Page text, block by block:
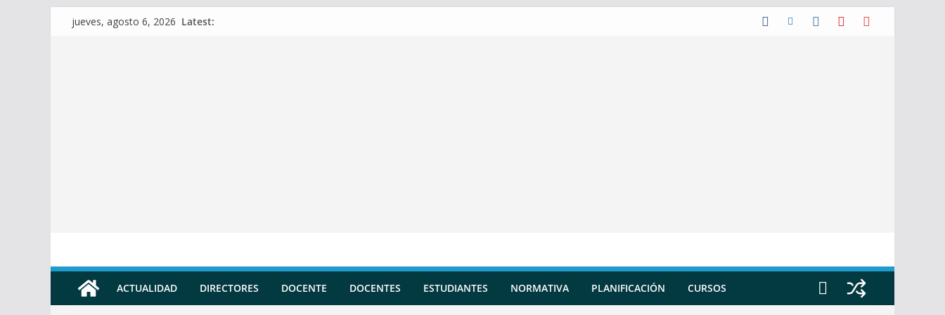
jueves, agosto 6, 2026 Latest:
ACTUALIDAD DIRECTORES DOCENTE DOCENTES ESTUDIANTES NORMATIVA PLANIFICACIÓN CURSOS